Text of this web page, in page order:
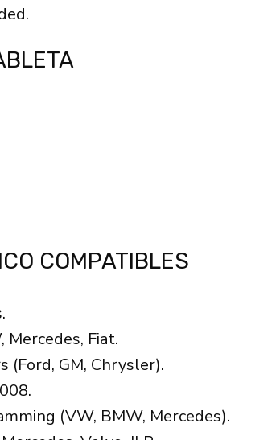
COMPATIBLES
Fiat.
(Ford, GM, Chrysler).
(VW, BMW, Mercedes).